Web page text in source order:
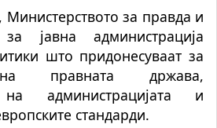
Министерството за правда и
за јавна администрација
што придонесуваат за
на правната држава,
на администрацијата и
стандарди.